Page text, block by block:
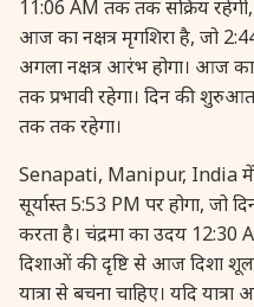
28 August, 2026
28 August, 2026
28 August, 2026
28 August, 2026
11:06 AM तक तक सक्रिय रहेगी,
आज का नक्षत्र मृगशिरा है, जो
अगला नक्षत्र आरंभ होगा। आज
तक प्रभावी रहेगा। दिन की
तक तक रहेगा।
Senapati, Manipur, India
सूर्यास्त 5:53 PM पर होगा, जो
करता है। चंद्रमा का उदय 12:30
दिशाओं की दृष्टि से आज दिशा
यात्रा से बचना चाहिए। यदि